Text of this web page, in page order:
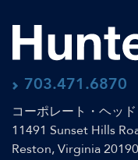
703.471.6870
コーポレート・ヘッド
11491 Sunset Hills
Reston, Virginia 20190